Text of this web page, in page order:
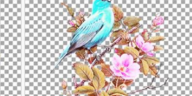
تومان
90,000
عکس شاخه درخت و
گلبرگ
تومان
90,000
141